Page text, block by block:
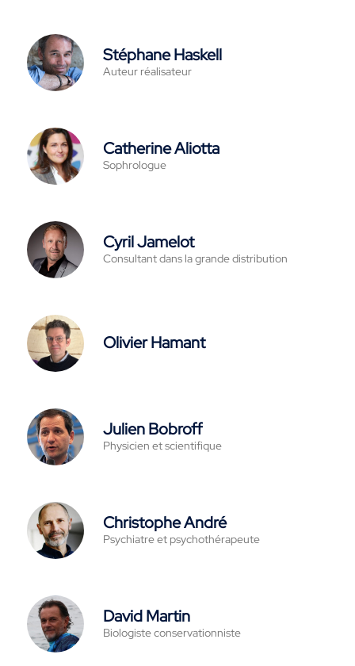
Stéphane Haskell
Auteur réalisateur
Catherine Aliotta
Sophrologue
Cyril Jamelot
Consultant dans la grande distribution
Olivier Hamant
Julien Bobroff
Physicien et scientifique
Christophe André
Psychiatre et psychothérapeute
David Martin
Biologiste conservationniste